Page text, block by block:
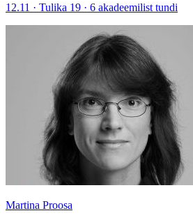
12.11 · Tulika 19 · 6 akadeemilist tundi
Martina Proosa